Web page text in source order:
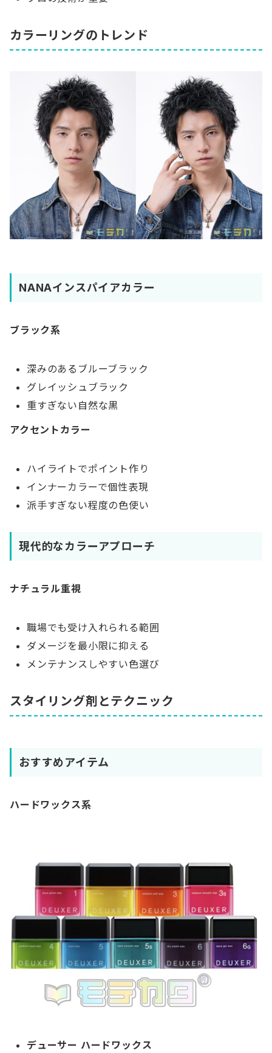
カラーリングのトレンド
NANAインスパイアカラー
ブラック系
深みのあるブルーブラック
グレイッシュブラック
重すぎない自然な黒
アクセントカラー
ハイライトでポイント作り
インナーカラーで個性表現
派手すぎない程度の色使い
現代的なカラーアプローチ
ナチュラル重視
職場でも受け入れられる範囲
ダメージを最小限に抑える
メンテナンスしやすい色選び
スタイリング剤とテクニック
おすすめアイテム
ハードワックス系
デューサー ハードワックス